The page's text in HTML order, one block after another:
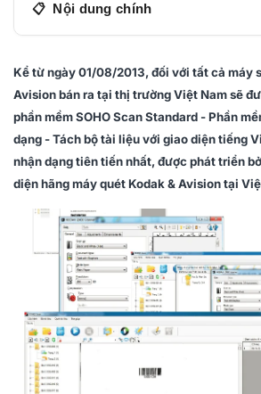
Nội dung chính
bộ
3 BƯỚC SỐ HÓA VỚI SOHO
THÔNG SỐ KỸ THUẬT
HỖ TRỢ - TƯ VẤN
Kể từ ngày 01/08/2013, đối với tất cả máy
Avision bán ra tại thị trường Việt Nam sẽ
phần mềm SOHO Scan Standard - Phần
dạng - Tách bộ tài liệu với giao diện tiếng
nhận dạng tiên tiến nhất, được phát triển
diện hãng máy quét Kodak & Avision tại